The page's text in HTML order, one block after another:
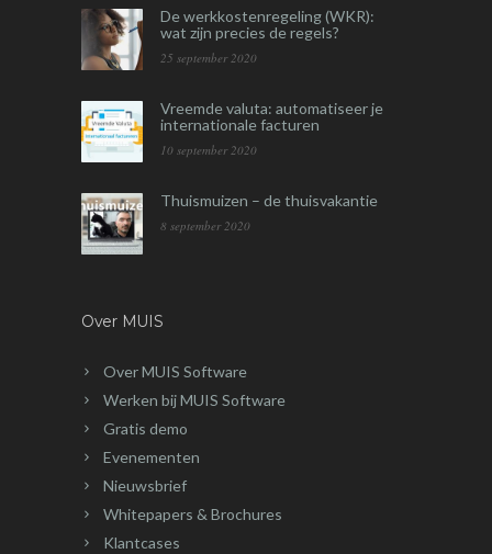
De werkkostenregeling (WKR):
wat zijn precies de regels?
25 september 2020
Vreemde valuta: automatiseer je
internationale facturen
10 september 2020
Thuismuizen – de thuisvakantie
8 september 2020
Over MUIS
Over MUIS Software
Werken bij MUIS Software
Gratis demo
Evenementen
Nieuwsbrief
Whitepapers & Brochures
Klantcases